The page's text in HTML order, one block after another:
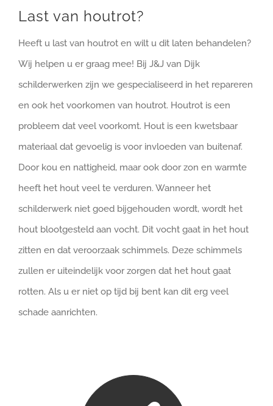
Last van houtrot?
Heeft u last van houtrot en wilt u dit laten behandelen?
Wij helpen u er graag mee! Bij J&J van Dijk
schilderwerken zijn we gespecialiseerd in het repareren
en ook het voorkomen van houtrot. Houtrot is een
probleem dat veel voorkomt. Hout is een kwetsbaar
materiaal dat gevoelig is voor invloeden van buitenaf.
Door kou en nattigheid, maar ook door zon en warmte
heeft het hout veel te verduren. Wanneer het
schilderwerk niet goed bijgehouden wordt, wordt het
hout blootgesteld aan vocht. Dit vocht gaat in het hout
zitten en dat veroorzaak schimmels. Deze schimmels
zullen er uiteindelijk voor zorgen dat het hout gaat
rotten. Als u er niet op tijd bij bent kan dit erg veel
schade aanrichten.